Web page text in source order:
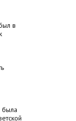
в
была